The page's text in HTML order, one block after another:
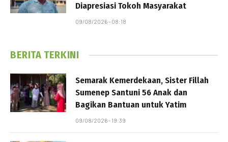
Diapresiasi Tokoh Masyarakat
09/08/2026 - 08:18
BERITA TERKINI
Semarak Kemerdekaan, Sister Fillah
Sumenep Santuni 56 Anak dan
Bagikan Bantuan untuk Yatim
09/08/2026 - 19:39